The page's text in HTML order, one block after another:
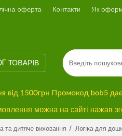
оферта Контакти Як
ТОВАРІВ
від 1500грн Промокод bob5 дає
можна на сайті нажав
та дитяче виховання / Логіка для